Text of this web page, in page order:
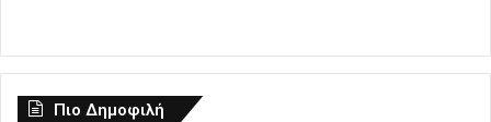
Πιο Δημοφιλή